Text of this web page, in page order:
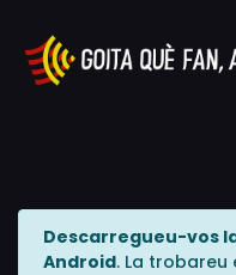
Descarregueu-vos
Android. La trobareu